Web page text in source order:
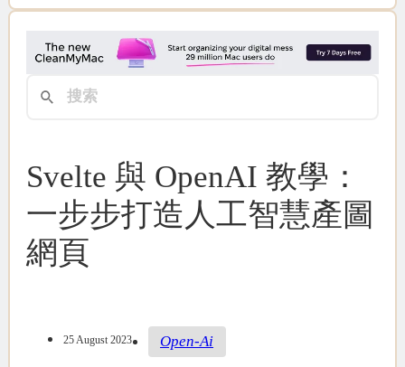
Svelte 與 OpenAI 教學：
一步步打造人工智慧產圖
網頁
25 August 2023 Open-Ai